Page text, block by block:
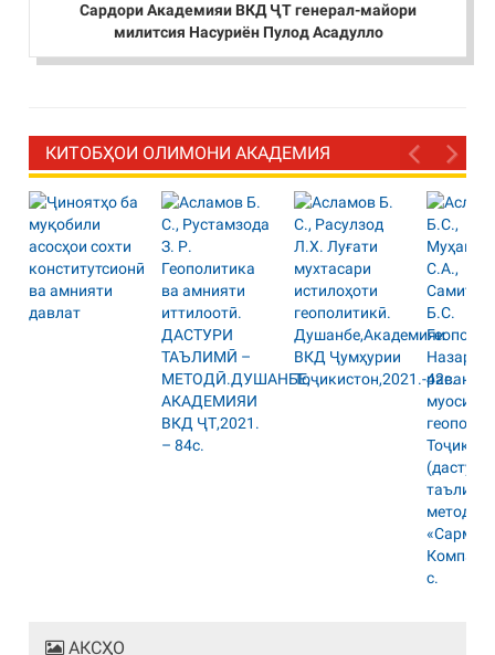
Сардори Академияи ВКД ҶТ генерал-майори
милитсия Насуриён Пулод Асадулло
КИТОБҲОИ ОЛИМОНИ АКАДЕМИЯ
АКСҲО